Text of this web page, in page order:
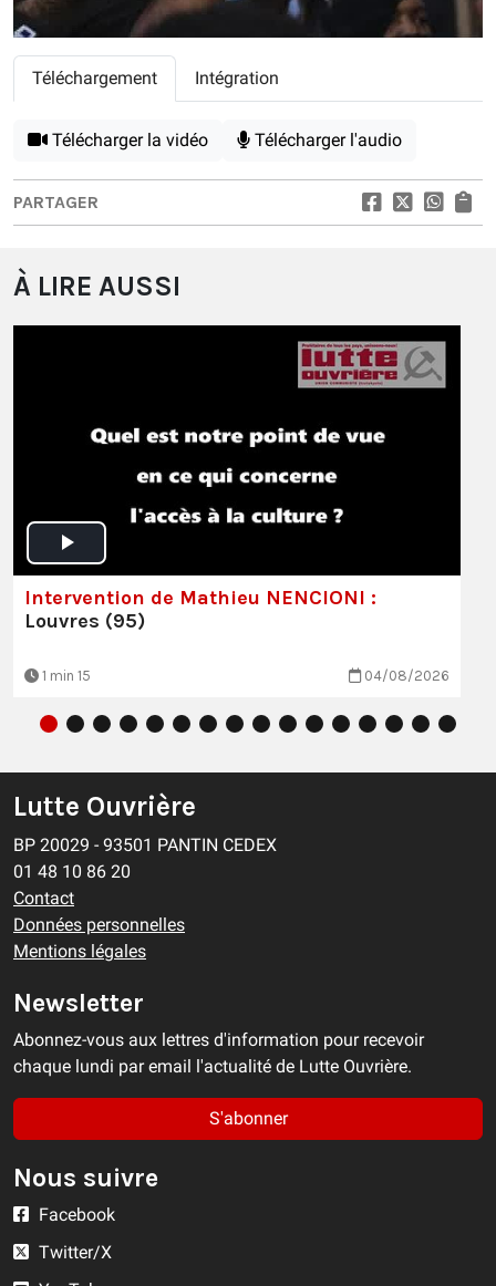
Téléchargement Intégration
Télécharger la vidéo Télécharger l'audio
PARTAGER
À LIRE AUSSI
Intervention de Mathieu NENCIONI :
Louvres (95)
1 min 15 04/08/2026
Lutte Ouvrière
BP 20029 - 93501 PANTIN CEDEX
01 48 10 86 20
Contact
Données personnelles
Mentions légales
Newsletter
Abonnez-vous aux lettres d'information pour recevoir
chaque lundi par email l'actualité de Lutte Ouvrière.
S'abonner
Nous suivre
Facebook
Twitter/X